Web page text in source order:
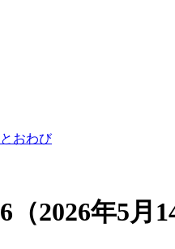
おわび
2026年5月